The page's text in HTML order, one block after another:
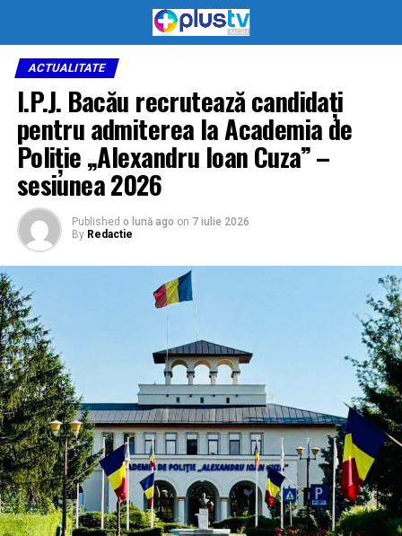
ACTUALITATE
I.P.J. Bacău recrutează candidați
pentru admiterea la Academia de
Poliție „Alexandru Ioan Cuza” –
sesiunea 2026
Published o lună ago on 7 iulie 2026
By Redactie